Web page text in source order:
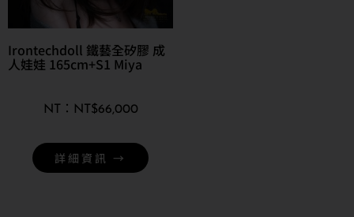
Irontechdoll 鐵藝全矽膠 成
人娃娃 165cm+S1 Miya
NT$66,000
詳細資訊 →